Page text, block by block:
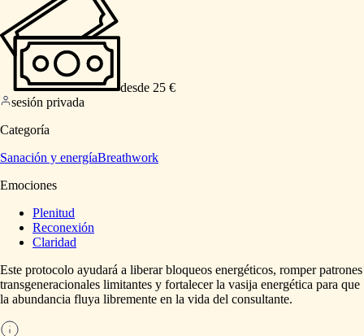
desde 25 €
sesión privada
Categoría
Sanación y energíaBreathwork
Emociones
Plenitud
Reconexión
Claridad
Este protocolo ayudará a liberar bloqueos energéticos, romper patrones
transgeneracionales limitantes y fortalecer la vasija energética para que
la abundancia fluya libremente en la vida del consultante.